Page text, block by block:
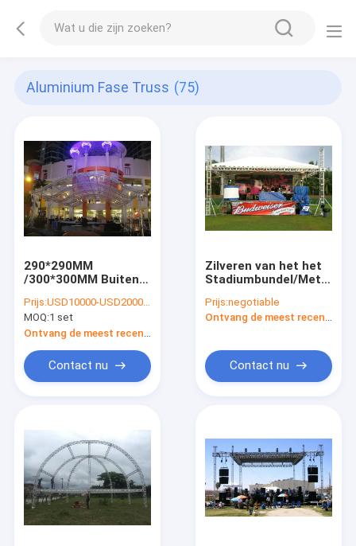
Aluminium Fase Truss (75)
290*290MM
/300*300MM Buiten
Truss System 12m
Lengte Zwart Kleur
50*3mm Tube For
Music Festival
Prijs:USD10000-USD20000/SET
MOQ:1 set
Contact nu
Zilveren van het het
Stadiumbundel/Metaal
Legeringsaluminium
Dakbundels voor
Prijs:negotiable
Ontvang de meest recente Prijs
Contact nu